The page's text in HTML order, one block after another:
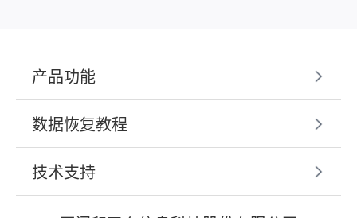
产品功能
数据恢复教程
技术支持